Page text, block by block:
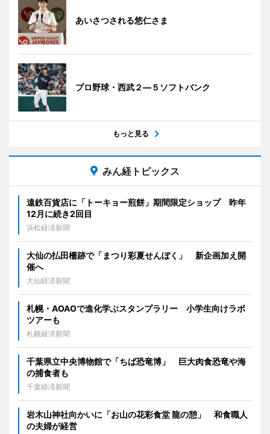
あいさつされる悠仁さま
プロ野球・西武２―５ソフトバンク
もっと見る
みん経トピックス
遠鉄百貨店に「トーキョー煎餅」期間限定ショップ 昨年
12月に続き2回目
浜松経済新聞
大仙の払田柵跡で「まつり彩夏せんぼく」 新企画加え開
催へ
大仙経済新聞
札幌・AOAOで進化学ぶスタンプラリー 小学生向けラボ
ツアーも
札幌経済新聞
千葉県立中央博物館で「ちば恐竜博」 巨大肉食恐竜や海
の捕食者も
千葉経済新聞
岩木山神社向かいに「お山の花彩食堂 龍の憩」 和食職人
の夫婦が経営